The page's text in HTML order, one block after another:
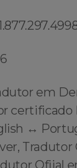
em
↔️
Ofiial